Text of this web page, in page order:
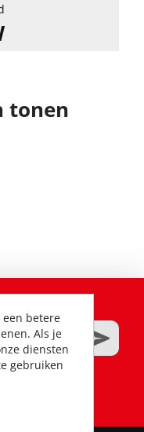
tonen
een betere
Als je
diensten
gebruiken